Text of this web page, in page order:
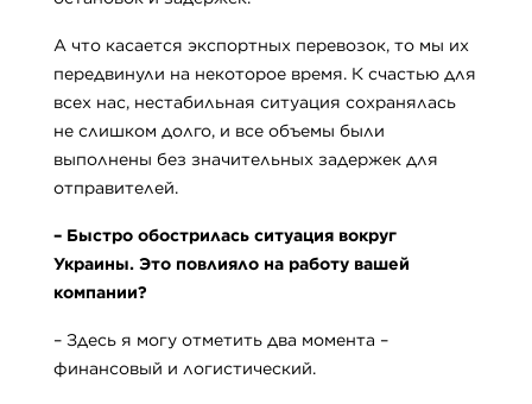
А что касается экспортных перевозок, то мы их
передвинули на некоторое время. К счастью для
всех нас, нестабильная ситуация сохранялась
не слишком долго, и все объемы были
выполнены без значительных задержек для
отправителей.
– Быстро обострилась ситуация вокруг
Украины. Это повлияло на работу вашей
компании?
– Здесь я могу отметить два момента –
финансовый и логистический.